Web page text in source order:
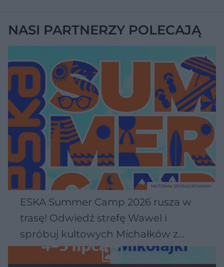
NASI PARTNERZY POLECAJĄ
ESKA Summer Camp 2026 rusza w
trasę! Odwiedź strefę Wawel i
spróbuj kultowych Michałków z
Wawelu
MATERIAŁ SPONSOROWANY